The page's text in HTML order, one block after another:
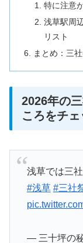
特に注意
浅草駅周
リスト
まとめ：三
2026年の
ころをチェ
浅草では三
#浅草 #三社
— 三十坪の